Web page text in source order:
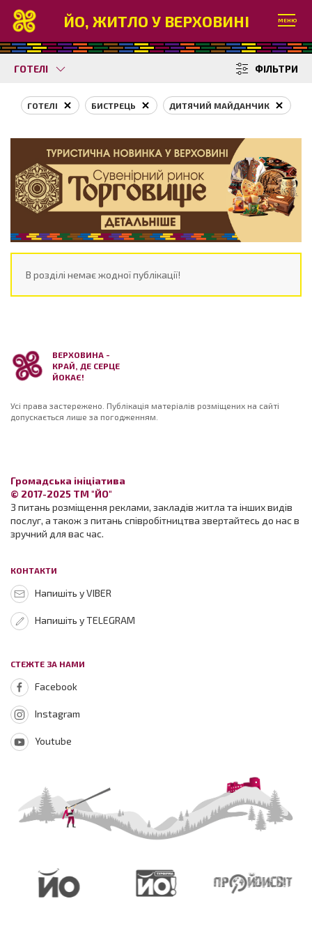
ЙО, ЖИТЛО У ВЕРХОВИНІ МЕНЮ
ГОТЕЛІ ФІЛЬТРИ
ГОТЕЛІ БИСТРЕЦЬ ДИТЯЧИЙ МАЙДАНЧИК
В розділі немає жодної публікації!
ВЕРХОВИНА -
КРАЙ, ДЕ СЕРЦЕ
ЙОКАЄ!
Усі права застережено. Публікація матеріалів розміщених на сайті
допускається лише за погодженням.
Громадська ініціатива
© 2017-2025 ТМ "ЙО"
З питань розміщення реклами, закладів житла та інших видів
послуг, а також з питань співробітництва звертайтесь до нас в
зручний для вас час.
КОНТАКТИ
Напишіть у VIBER
Напишіть у TELEGRAM
СТЕЖТЕ ЗА НАМИ
Facebook
Instagram
Youtube